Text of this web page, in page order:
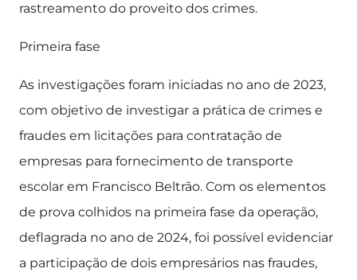
rastreamento do proveito dos crimes.
Primeira fase
As investigações foram iniciadas no ano de 2023,
com objetivo de investigar a prática de crimes e
fraudes em licitações para contratação de
empresas para fornecimento de transporte
escolar em Francisco Beltrão. Com os elementos
de prova colhidos na primeira fase da operação,
deflagrada no ano de 2024, foi possível evidenciar
a participação de dois empresários nas fraudes,